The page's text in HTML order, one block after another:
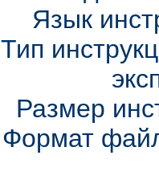
Язык
Тип
Размер
Формат